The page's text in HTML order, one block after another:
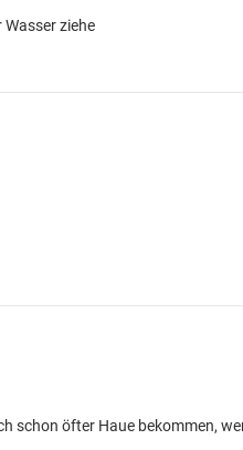
ziehe
schon öfter Haue bekommen,